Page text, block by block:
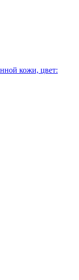
кожи, цвет: